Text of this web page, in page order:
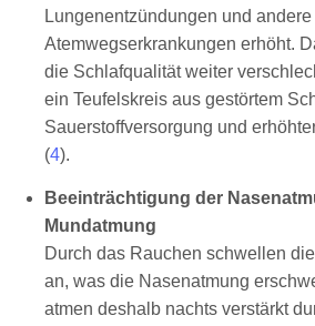
Lungenentzündungen und andere
Atemwegserkrankungen erhöht.
die Schlafqualität weiter
ein Teufelskreis aus gestörtem
Sauerstoffversorgung und
(4).
Beeinträchtigung der
Mundatmung
Durch das Rauchen schwellen
an, was die Nasenatmung
atmen deshalb nachts verstärkt